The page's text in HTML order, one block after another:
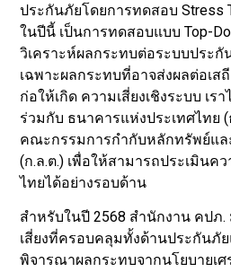
ประกันภัยโดยการทดสอบ Stress
ในปีนี้ เป็นการทดสอบแบบ Top-
วิเคราะห์ผลกระทบต่อระบบประ
เฉพาะผลกระทบที่อาจส่งผลต่อเส
ก่อให้เกิด ความเสี่ยงเชิงระบบ เ
ร่วมกับ ธนาคารแห่งประเทศไทย
คณะกรรมการกำกับหลักทรัพย์แ
(ก.ล.ต.) เพื่อให้สามารถประเมินค
ไทยได้อย่างรอบด้าน
สำหรับในปี 2568 สำนักงาน คปภ
เสี่ยงที่ครอบคลุมทั้งด้านประกันภัย
พิจารณาผลกระทบจากนโยบายเ